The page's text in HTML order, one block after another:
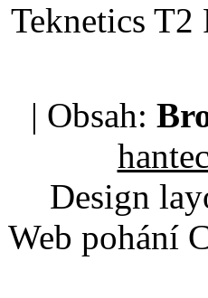
Teknetics T2
| Obsah:
Design
Web pohání